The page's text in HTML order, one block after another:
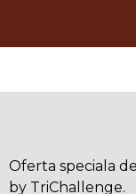
Oferta speciala
by TriChallenge.